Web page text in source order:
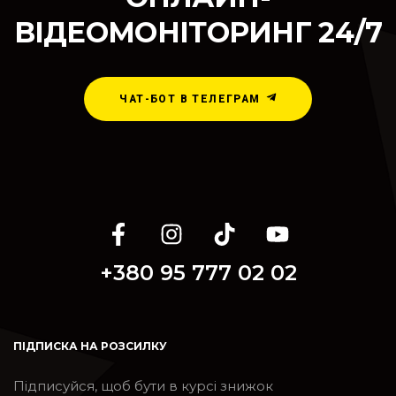
ВІДЕОМОНІТОРИНГ 24/7
ЧАТ-БОТ В ТЕЛЕГРАМ
+380 95 777 02 02
ПІДПИСКА НА РОЗСИЛКУ
Підписуйся, щоб бути в курсі знижок